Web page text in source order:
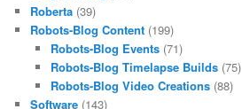
Roberta (39)
Robots-Blog Content (199)
Robots-Blog Events(71)
Robots-Blog Timelapse Builds(75)
Robots-Blog Video Creations(88)
Software (143)